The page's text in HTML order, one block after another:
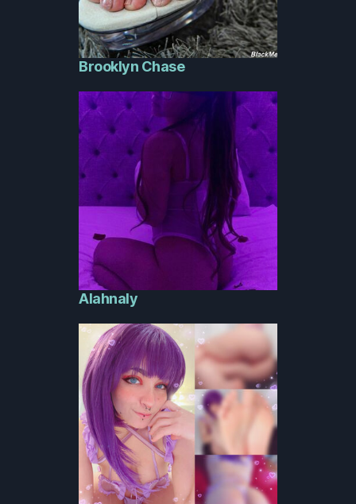
Brooklyn Chase
Alahnaly